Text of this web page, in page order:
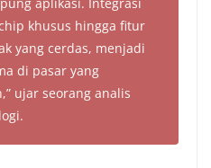
khusus hingga fitur
yang cerdas, menjadi
di pasar yang
ujar seorang analis